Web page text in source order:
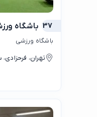
37 باشگاه
باشگاه ورزشی
تهران،